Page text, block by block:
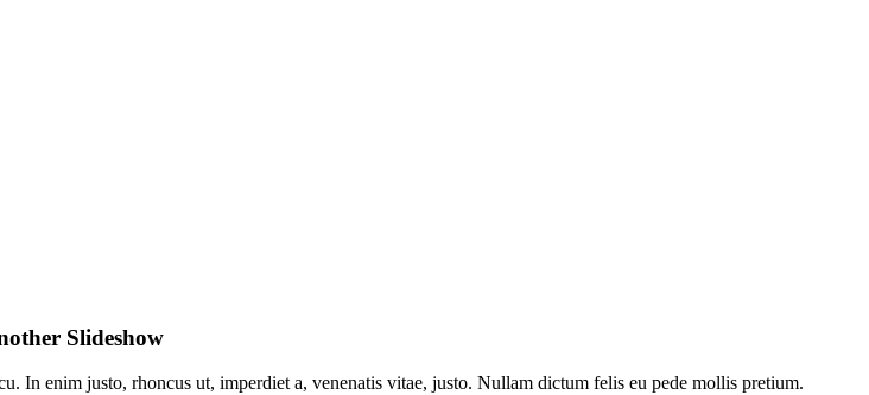
Slideshow
In enim justo, rhoncus ut, imperdiet a, venenatis vitae, justo. Nullam dictum felis eu pede mollis pretium.